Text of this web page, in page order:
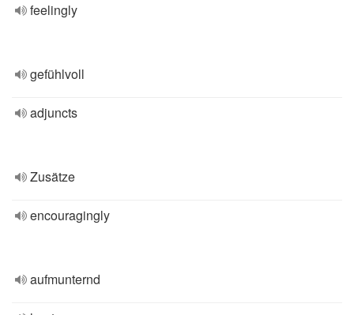
feelingly
gefühlvoll
adjuncts
Zusätze
encouragingly
aufmunternd